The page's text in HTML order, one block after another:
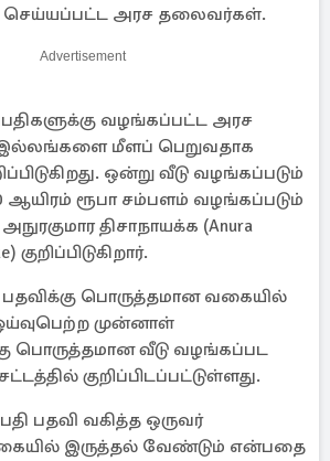
செய்யப்பட்ட அரச தலைவர்கள்.
Advertisement
வழங்கப்பட்ட அரச
இல்லங்களை மீளப் பெறுவதாக
ஒன்று வீடு வழங்கப்படும்
ஆயிரம் ரூபா சம்பளம் வழங்கப்படும்
திசாநாயக்க (Anura
குறிப்பிடுகிறார்.
பதவிக்கு பொருத்தமான வகையில்
முன்னாள்
பொருத்தமான வீடு வழங்கப்பட
குறிப்பிடப்பட்டுள்ளது.
பதவி வகித்த ஒருவர்
இருத்தல் வேண்டும் என்பதை